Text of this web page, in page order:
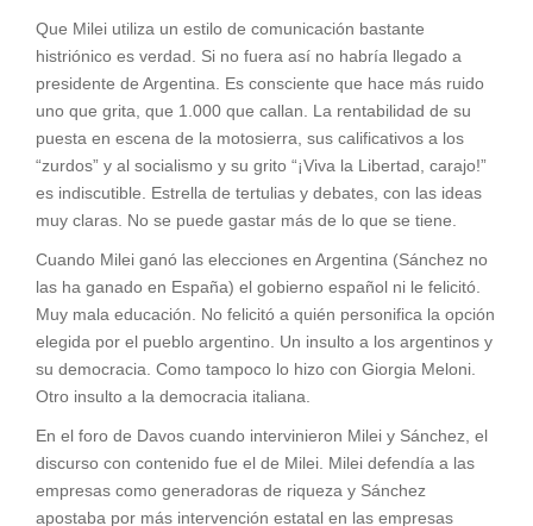
Que Milei utiliza un estilo de comunicación bastante
histriónico es verdad. Si no fuera así no habría llegado a
presidente de Argentina. Es consciente que hace más ruido
uno que grita, que 1.000 que callan. La rentabilidad de su
puesta en escena de la motosierra, sus calificativos a los
“zurdos” y al socialismo y su grito “¡Viva la Libertad, carajo!”
es indiscutible. Estrella de tertulias y debates, con las ideas
muy claras. No se puede gastar más de lo que se tiene.
Cuando Milei ganó las elecciones en Argentina (Sánchez no
las ha ganado en España) el gobierno español ni le felicitó.
Muy mala educación. No felicitó a quién personifica la opción
elegida por el pueblo argentino. Un insulto a los argentinos y
su democracia. Como tampoco lo hizo con Giorgia Meloni.
Otro insulto a la democracia italiana.
En el foro de Davos cuando intervinieron Milei y Sánchez, el
discurso con contenido fue el de Milei. Milei defendía a las
empresas como generadoras de riqueza y Sánchez
apostaba por más intervención estatal en las empresas